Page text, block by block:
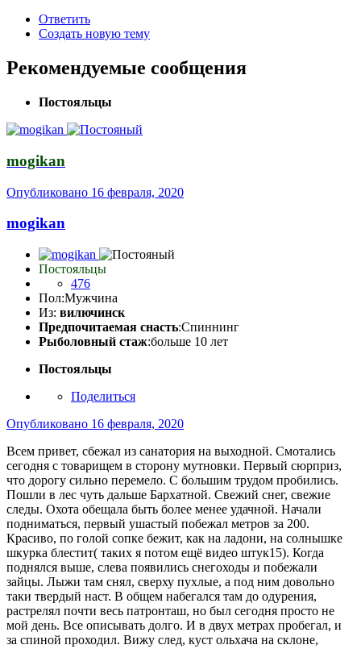
Ответить
Создать новую тему
Рекомендуемые сообщения
Постояльцы
mogikan
Опубликовано 16 февраля, 2020
mogikan
Постояльцы
476
Пол:Мужчина
Из: вилючинск
Предпочитаемая снасть:Спиннинг
Рыболовный стаж:больше 10 лет
Постояльцы
Поделиться
Опубликовано 16 февраля, 2020
Всем привет, сбежал из санатория на выходной. Смотались
сегодня с товарищем в сторону мутновки. Первый сюрприз,
что дорогу сильно перемело. С большим трудом пробились.
Пошли в лес чуть дальше Бархатной. Свежий снег, свежие
следы. Охота обещала быть более менее удачной. Начали
подниматься, первый ушастый побежал метров за 200.
Красиво, по голой сопке бежит, как на ладони, на солнышке
шкурка блестит( таких я потом ещё видео штук15). Когда
поднялся выше, слева появились снегоходы и побежали
зайцы. Лыжи там снял, сверху пухлые, а под ним довольно
таки твердый наст. В общем набегался там до одурения,
растрелял почти весь патронташ, но был сегодня просто не
мой день. Все описывать долго. И в двух метрах пробегал, и
за спиной проходил. Вижу след, куст ольхача на склоне,